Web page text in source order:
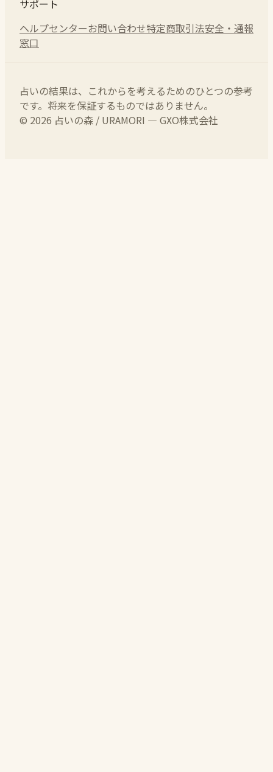
サポート
ヘルプセンターお問い合わせ特定商取引法安全・通報
窓口
占いの結果は、これからを考えるためのひとつの参考
です。将来を保証するものではありません。
© 2026 占いの森 / URAMORI — GXO株式会社